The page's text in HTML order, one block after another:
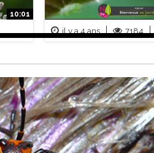
10:01
il y a 4 ans 7184